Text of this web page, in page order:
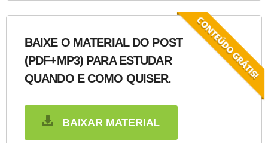
BAIXE O MATERIAL DO POST
(PDF+MP3) PARA ESTUDAR
QUANDO E COMO QUISER.
BAIXAR MATERIAL